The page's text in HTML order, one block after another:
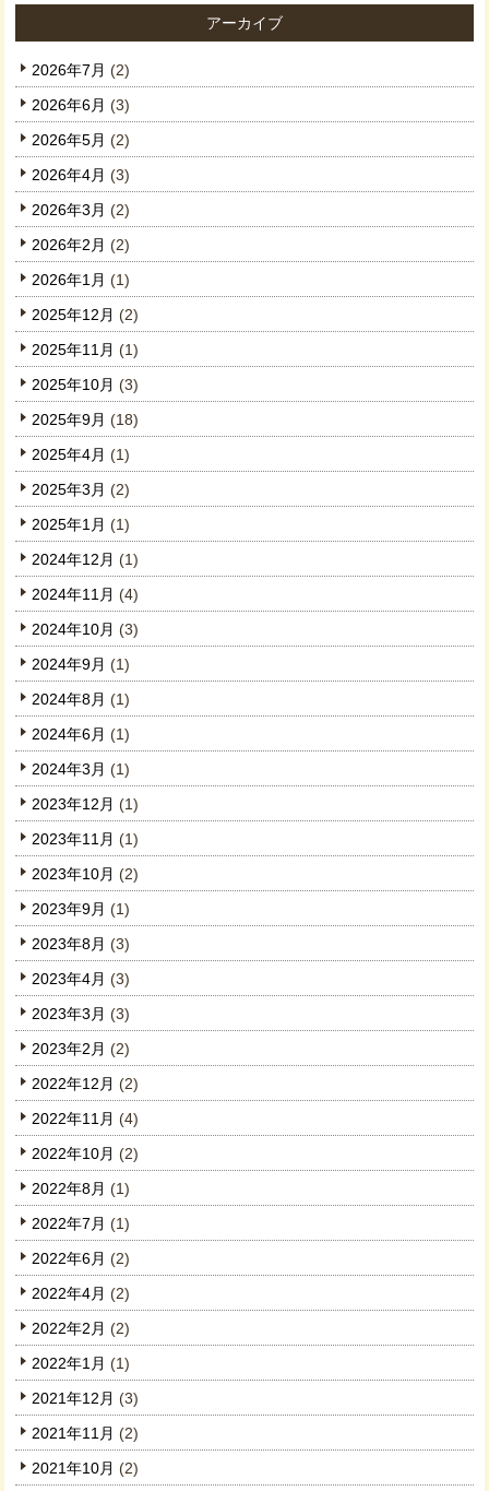
アーカイブ
2026年7月 (2)
2026年6月 (3)
2026年5月 (2)
2026年4月 (3)
2026年3月 (2)
2026年2月 (2)
2026年1月 (1)
2025年12月 (2)
2025年11月 (1)
2025年10月 (3)
2025年9月 (18)
2025年4月 (1)
2025年3月 (2)
2025年1月 (1)
2024年12月 (1)
2024年11月 (4)
2024年10月 (3)
2024年9月 (1)
2024年8月 (1)
2024年6月 (1)
2024年3月 (1)
2023年12月 (1)
2023年11月 (1)
2023年10月 (2)
2023年9月 (1)
2023年8月 (3)
2023年4月 (3)
2023年3月 (3)
2023年2月 (2)
2022年12月 (2)
2022年11月 (4)
2022年10月 (2)
2022年8月 (1)
2022年7月 (1)
2022年6月 (2)
2022年4月 (2)
2022年2月 (2)
2022年1月 (1)
2021年12月 (3)
2021年11月 (2)
2021年10月 (2)